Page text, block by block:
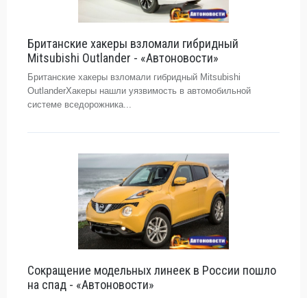
Британские хакеры взломали гибридный
Mitsubishi Outlander - «Автоновости»
Британские хакеры взломали гибридный Mitsubishi
OutlanderХакеры нашли уязвимость в автомобильной
системе вседорожника...
Сокращение модельных линеек в России пошло
на спад - «Автоновости»